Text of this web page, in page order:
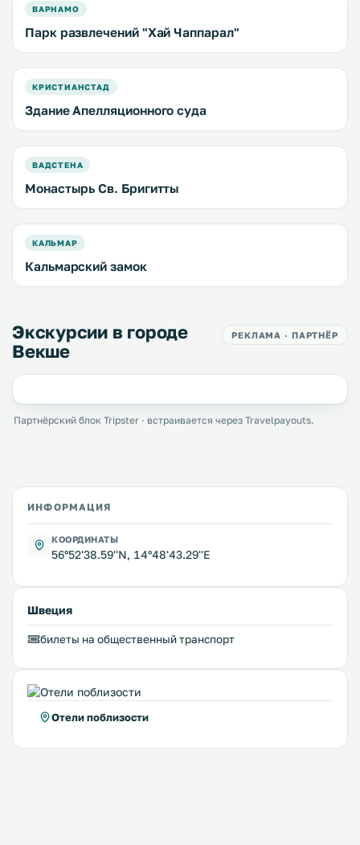
ВАРНАМО
Парк развлечений "Хай Чаппарал"
КРИСТИАНСТАД
Здание Апелляционного суда
ВАДСТЕНА
Монастырь Св. Бригитты
КАЛЬМАР
Кальмарский замок
Экскурсии в городе
Векше
РЕКЛАМА · ПАРТНЁР
Партнёрский блок Tripster · встраивается через Travelpayouts.
ИНФОРМАЦИЯ
КООРДИНАТЫ
56°52'38.59''N, 14°48'43.29''E
Швеция
билеты на общественный транспорт
Отели поблизости